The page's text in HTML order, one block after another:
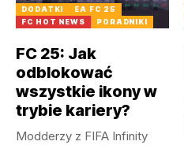
DODATKI
EA FC 25
FC HOT NEWS
PORADNIKI
FC 25: Jak
odblokować
wszystkie ikony w
trybie kariery?
Modderzy z FIFA Infinity